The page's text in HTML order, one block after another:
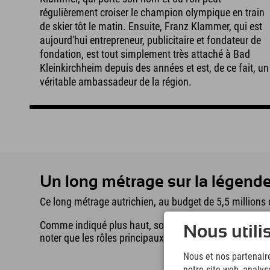
régulièrement croiser le champion olympique en train
de skier tôt le matin. Ensuite, Franz Klammer, qui est
aujourd'hui entrepreneur, publicitaire et fondateur de
fondation, est tout simplement très attaché à Bad
Kleinkirchheim depuis des années et est, de ce fait, un
véritable ambassadeur de la région.
Un long métrage sur la
Ce long métrage autrichien, au budget de 5,5
Comme indiqué plus haut, son histoire est loin d'être
noter que les rôles principaux sont interprétés par
Nous
Nous et nos